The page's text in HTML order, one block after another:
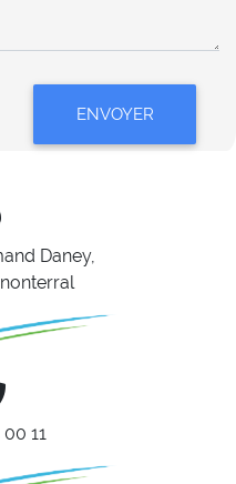
ENVOYER
Daney,
11